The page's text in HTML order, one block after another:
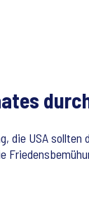
die USA sollten